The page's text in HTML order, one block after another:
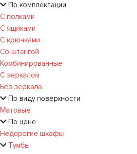
По комплектации
С полками
С ящиками
С крючками
Со штангой
Комбинированные
С зеркалом
Без зеркала
По виду поверхности
Матовые
По цене
Недорогие шкафы
Тумбы